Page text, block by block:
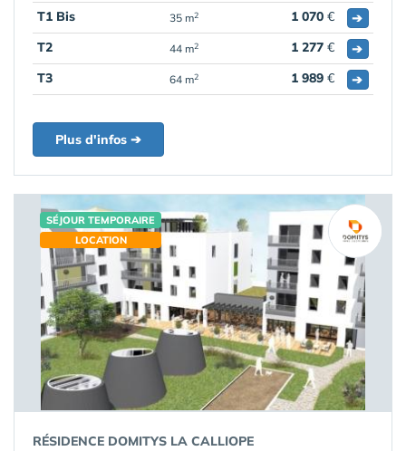
T1 Bis
35 m2 1 070 €
➔
T2
44 m2 1 277 €
➔
T3
64 m2 1 989 € ➔
Plus d'infos ➔
SÉJOUR TEMPORAIRE
LOCATION
RÉSIDENCE DOMITYS LA CALLIOPE